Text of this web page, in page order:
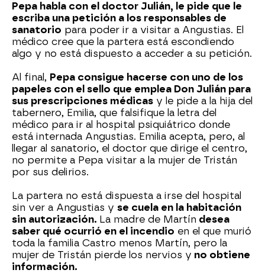
Pepa habla con el doctor Julián, le pide que le
escriba una petición a los responsables de
sanatorio para poder ir a visitar a Angustias. El
médico cree que la partera está escondiendo
algo y no está dispuesto a acceder a su petición.
Al final, Pepa consigue hacerse con uno de los
papeles con el sello que emplea Don Julián para
sus prescripciones médicas y le pide a la hija del
tabernero, Emilia, que falsifique la letra del
médico para ir al hospital psiquiátrico donde
está internada Angustias. Emilia acepta, pero, al
llegar al sanatorio, el doctor que dirige el centro,
no permite a Pepa visitar a la mujer de Tristán
por sus delirios.
La partera no está dispuesta a irse del hospital
sin ver a Angustias y se cuela en la habitación
sin autorización. La madre de Martín desea
saber qué ocurrió en el incendio en el que murió
toda la familia Castro menos Martín, pero la
mujer de Tristán pierde los nervios y no obtiene
información.